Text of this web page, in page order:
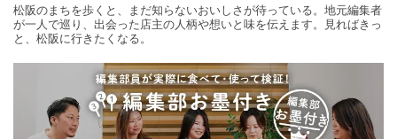
松阪のまちを歩くと、まだ知らないおいしさが待っている。地元編集者
が一人で巡り、出会った店主の人柄や想いと味を伝えます。見ればきっ
と、松阪に行きたくなる。